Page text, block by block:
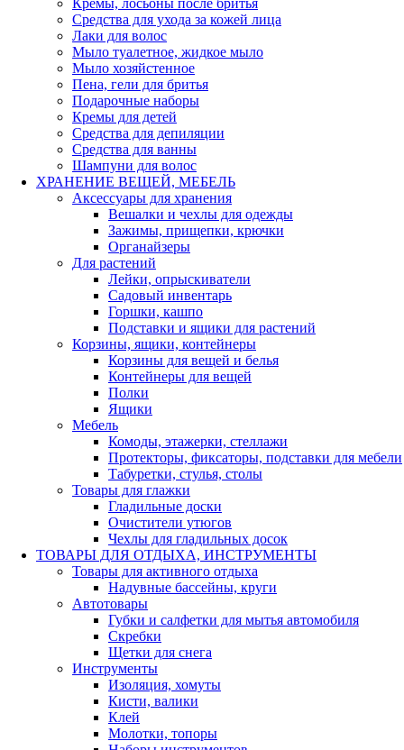
Кремы, лосьоны после бритья
Средства для ухода за кожей лица
Лаки для волос
Мыло туалетное, жидкое мыло
Мыло хозяйстенное
Пена, гели для бритья
Подарочные наборы
Кремы для детей
Средства для депиляции
Средства для ванны
Шампуни для волос
ХРАНЕНИЕ ВЕЩЕЙ, МЕБЕЛЬ
Аксессуары для хранения
Вешалки и чехлы для одежды
Зажимы, прищепки, крючки
Органайзеры
Для растений
Лейки, опрыскиватели
Садовый инвентарь
Горшки, кашпо
Подставки и ящики для растений
Корзины, ящики, контейнеры
Корзины для вещей и белья
Контейнеры для вещей
Полки
Ящики
Мебель
Комоды, этажерки, стеллажи
Протекторы, фиксаторы, подставки для мебели
Табуретки, стулья, столы
Товары для глажки
Гладильные доски
Очистители утюгов
Чехлы для гладильных досок
ТОВАРЫ ДЛЯ ОТДЫХА, ИНСТРУМЕНТЫ
Товары для активного отдыха
Надувные бассейны, круги
Автотовары
Губки и салфетки для мытья автомобиля
Скребки
Щетки для снега
Инструменты
Изоляция, хомуты
Кисти, валики
Клей
Молотки, топоры